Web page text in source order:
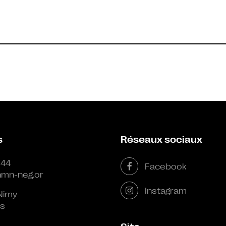
neg.or
Réseaux sociaux
Facebook
Instagram